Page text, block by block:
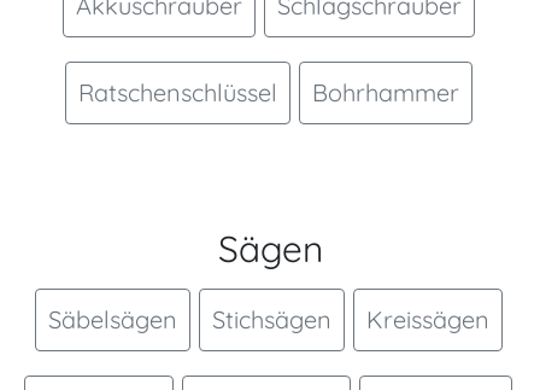
Ratschenschlüssel Bohrhammer
Sägen
Säbelsägen Stichsägen Kreissägen